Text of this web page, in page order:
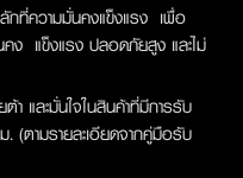
ที่ความมั่นคงแข็งแรง เพื่อ
ง แข็งแรง ปลอดภัยสูง และไม่
า และมั่นใจในสินค้าที่มีการรับ
ตามรายละเอียดจากคู่มือรับ